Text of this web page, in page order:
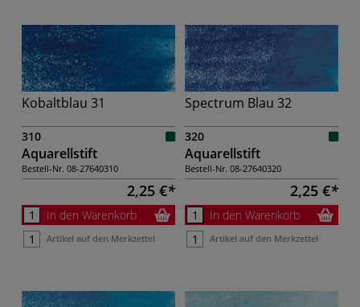
Kobaltblau 31
310
Aquarellstift
Bestell-Nr. 08-27640310
2,25 €
In den Warenkorb
Artikel auf den Merkzettel
Spectrum Blau 32
320
Aquarellstift
Bestell-Nr. 08-27640320
2,25 €
In den Warenkorb
Artikel auf den Merkzettel